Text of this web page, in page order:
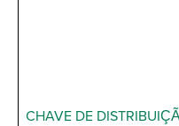
CHAVE DE